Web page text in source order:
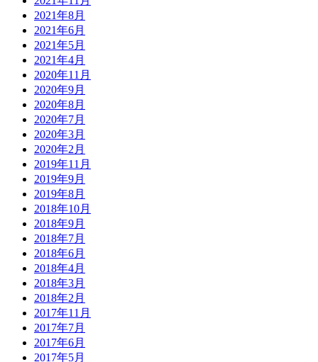
2021年8月
2021年6月
2021年5月
2021年4月
2020年11月
2020年9月
2020年8月
2020年7月
2020年3月
2020年2月
2019年11月
2019年9月
2019年8月
2018年10月
2018年9月
2018年7月
2018年6月
2018年4月
2018年3月
2018年2月
2017年11月
2017年7月
2017年6月
2017年5月